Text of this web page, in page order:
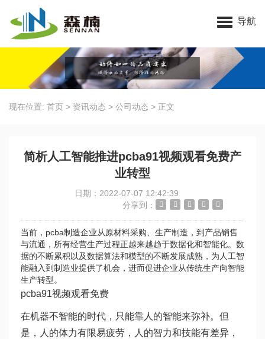
苏州91视频一区二区三区科技有限公司
导航
现在位置: 首页 > 资讯动态 > 公司动态 > 正文
简析人工智能推进pcba91视频观看免费产
业转型
日期：2022-07-07 12:42:39
分享到：
当前，pcba制造企业从原材料采购、生产制造，到产品销售
与流通，所有经营生产过程正越来越趋于数据化和智能化。数
据的不断累积以及数据算法和模型的不断发展成熟，为人工智
能融入到制造业提供了机会，进而促进企业从传统生产向智能
生产转型。
pcba91视频观看免费
在机器不智能的时代，只能靠人的智能来弥补。但
是，人的体力有限易疲劳，人的智力和技能有差异，